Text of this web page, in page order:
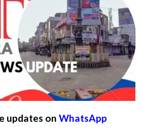
updates on WhatsApp